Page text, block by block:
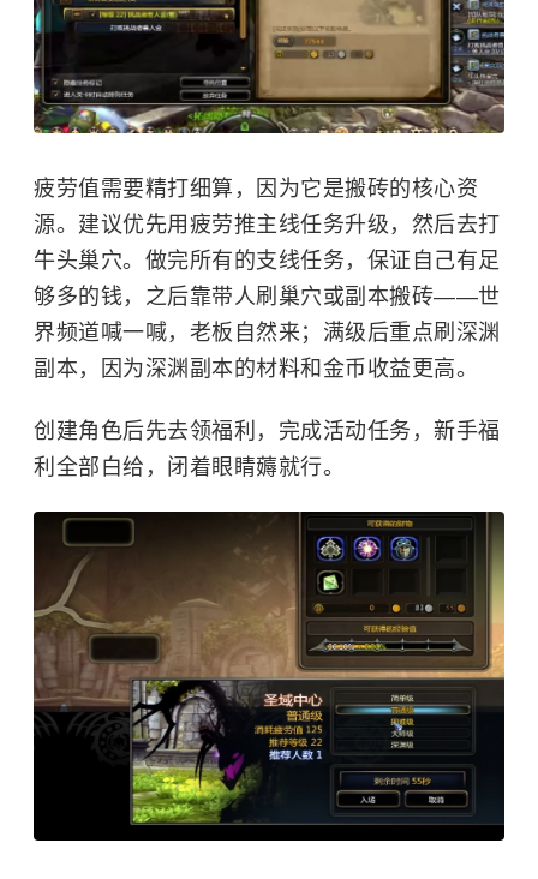
疲劳值需要精打细算，因为它是搬砖的核心资
源。建议优先用疲劳推主线任务升级，然后去打
牛头巢穴。做完所有的支线任务，保证自己有足
够多的钱，之后靠带人刷巢穴或副本搬砖——世
界频道喊一喊，老板自然来；满级后重点刷深渊
副本，因为深渊副本的材料和金币收益更高。
创建角色后先去领福利，完成活动任务，新手福
利全部白给，闭着眼睛薅就行。